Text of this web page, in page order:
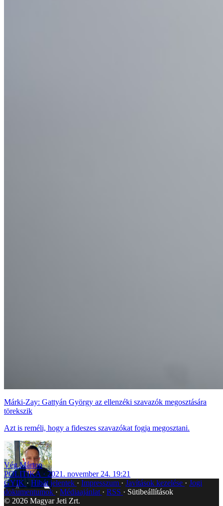
Márki-Zay: Gattyán György az ellenzéki szavazók megosztására
törekszik
Azt is reméli, hogy a fideszes szavazókat fogja megosztani.
Vég Márton
POLITIKA
2021. november 24. 19:21
GYIK
Hibát jelentek Impresszum Javítások kezelése
Jogi
dokumentumok
Médiaajánlat RSS
Sütibeállítások
© 2026 Magyar Jeti Zrt.